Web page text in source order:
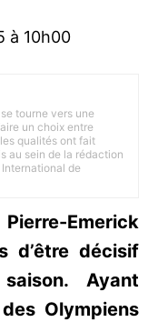
à 10h00
tourne vers une
un choix entre
qualités ont fait
au sein de la rédaction
International de
Emerick
d’être décisif
Ayant
Olympiens